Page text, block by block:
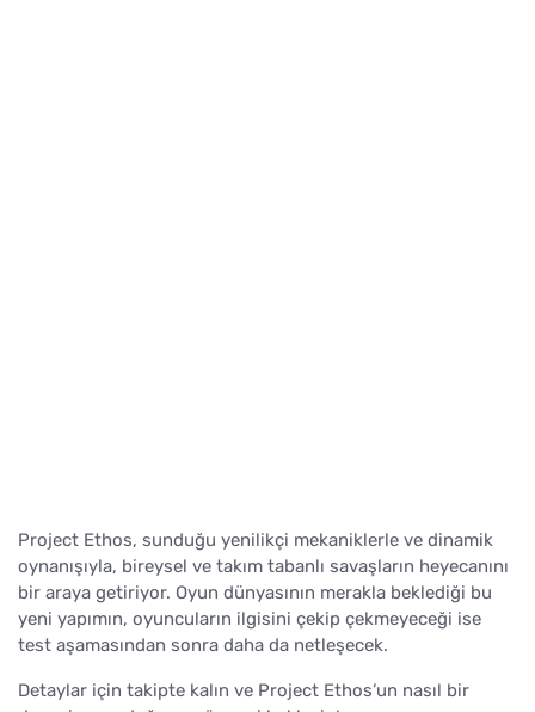
Project Ethos, sunduğu yenilikçi mekaniklerle ve dinamik
oynanışıyla, bireysel ve takım tabanlı savaşların heyecanını
bir araya getiriyor. Oyun dünyasının merakla beklediği bu
yeni yapımın, oyuncuların ilgisini çekip çekmeyeceği ise
test aşamasından sonra daha da netleşecek.
Detaylar için takipte kalın ve Project Ethos’un nasıl bir